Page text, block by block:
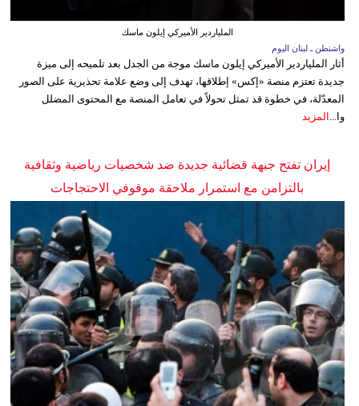
الملياردير الأميركي إيلون ماسك
واشنطن ـ لبنان اليوم
أثار الملياردير الأميركي إيلون ماسك موجة من الجدل بعد تلميحه إلى ميزة
جديدة تعتزم منصة «إكس» إطلاقها، تهدف إلى وضع علامة تحذيرية على الصور
المعدّلة، في خطوة قد تمثل تحولاً في تعامل المنصة مع المحتوى المضلل
وا...
المزيد
إيران تفتح جبهة قضائية جديدة ضد شخصيات رياضية وثقافية
بالتزامن مع استمرار ملاحقة موقوفي الاحتجاجات